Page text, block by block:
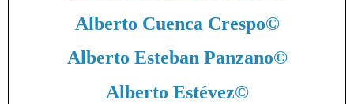
Alberto Cuenca Crespo©
Alberto Esteban Panzano©
Alberto Estévez©